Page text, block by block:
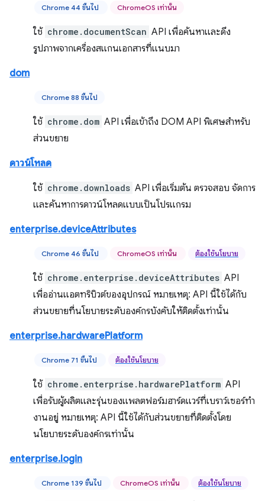
Chrome 44 ขึ้นไป ChromeOS เท่านั้น
ใช้ chrome.documentScan API เพื่อค้นหาและดึง
รูปภาพจากเครื่องสแกนเอกสารที่แนบมา
dom
Chrome 88 ขึ้นไป
ใช้ chrome.dom API เพื่อเข้าถึง DOM API พิเศษสำหรับ
ส่วนขยาย
ดาวน์โหลด
ใช้ chrome.downloads API เพื่อเริ่มต้น ตรวจสอบ จัดการ
และค้นหาการดาวน์โหลดแบบเป็นโปรแกรม
enterprise.deviceAttributes
Chrome 46 ขึ้นไป ChromeOS เท่านั้น ต้องใช้นโยบาย
ใช้ chrome.enterprise.deviceAttributes API
เพื่ออ่านแอตทริบิวต์ของอุปกรณ์ หมายเหตุ: API นี้ใช้ได้กับ
ส่วนขยายที่นโยบายระดับองค์กรบังคับให้ติดตั้งเท่านั้น
enterprise.hardwarePlatform
Chrome 71 ขึ้นไป ต้องใช้นโยบาย
ใช้ chrome.enterprise.hardwarePlatform API
เพื่อรับผู้ผลิตและรุ่นของแพลตฟอร์มฮาร์ดแวร์ที่เบราว์เซอร์ทํา
งานอยู่ หมายเหตุ: API นี้ใช้ได้กับส่วนขยายที่ติดตั้งโดย
นโยบายระดับองค์กรเท่านั้น
enterprise.login
Chrome 139 ขึ้นไป ChromeOS เท่านั้น ต้องใช้นโยบาย